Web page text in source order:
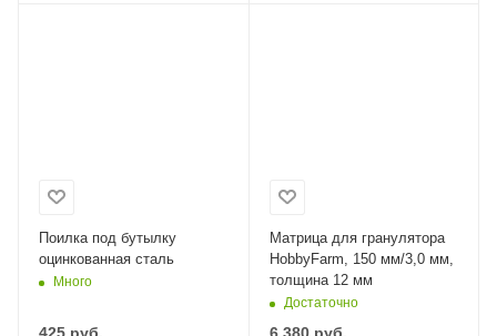
Поилка под бутылку
оцинкованная сталь
Много
425 руб.
Матрица для гранулятора
HobbyFarm, 150 мм/3,0 мм,
толщина 12 мм
Достаточно
6 380руб.